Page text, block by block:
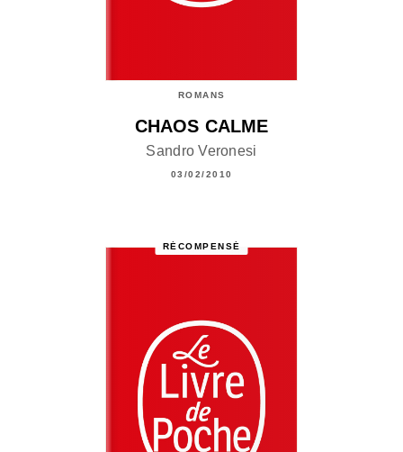
ROMANS
CHAOS CALME
Sandro Veronesi
03/02/2010
RÉCOMPENSÉ